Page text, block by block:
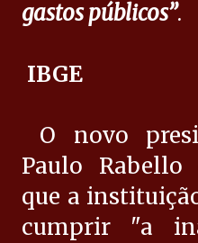
gastos públicos”.
IBGE
O novo
Paulo Rabello
que a
cumprir "a